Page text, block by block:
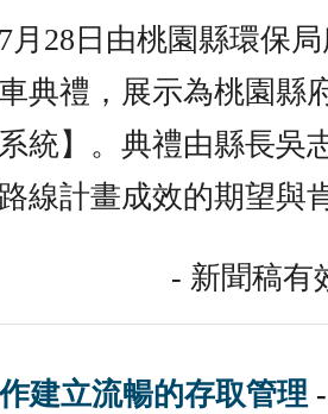
月28日由桃園縣環保
典禮，展示為桃園縣
統】。典禮由縣長吳
線計畫成效的期望與
- 新聞稿有
建立流暢的存取管理